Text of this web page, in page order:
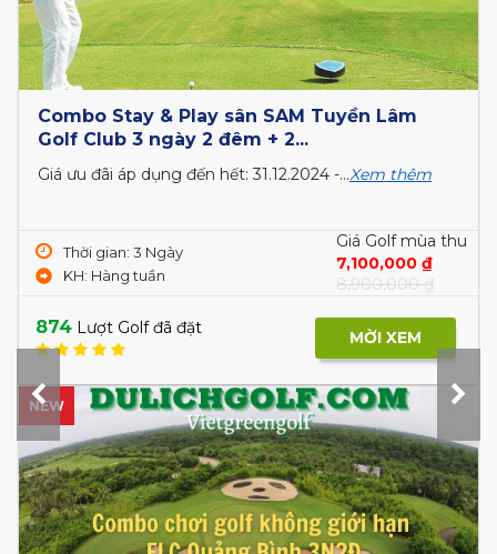
Combo Stay & Play sân SAM Tuyền Lâm
Golf Club 3 ngày 2 đêm + 2...
Giá ưu đãi áp dụng đến hết: 31.12.2024 -...Xem thêm
Thời gian: 3 Ngày
KH: Hàng tuần
Giá Golf mùa thu
7,100,000 ₫
8,900,000 ₫
874 Lượt Golf đã đặt MỜI XEM
NEW